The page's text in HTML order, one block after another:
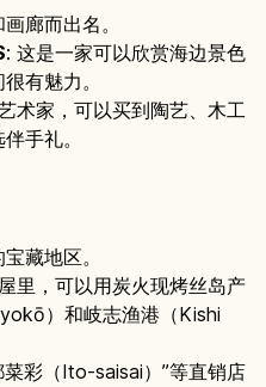
廊而出名。
: 这是一家可以欣赏海边景色
有魅力。
术家，可以买到陶艺、木工
手礼。
藏地区。
里，可以用炭火现烤丝岛产
）和岐志渔港（Kishi
彩（Ito-saisai）”等直销店